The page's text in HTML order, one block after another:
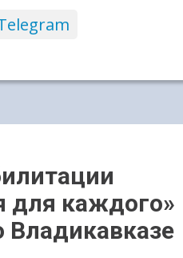
для каждого»
Владикавказе